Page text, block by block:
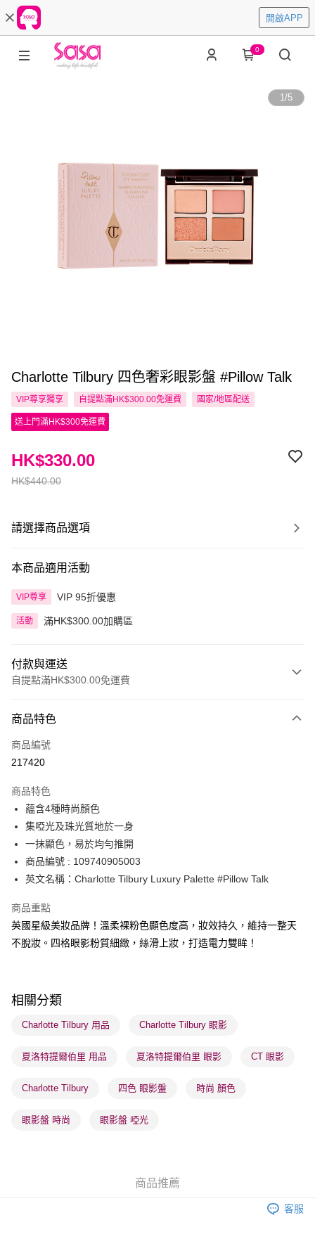
開啟APP
0
1/5
Charlotte Tilbury 四色奢彩眼影盤 #Pillow Talk
VIP尊享獨享 自提點滿HK$300.00免運費 國家/地區配送
送上門滿HK$300免運費
HK$440.00
HK$330.00
請選擇商品選項
本商品適用活動
VIP尊享 VIP 95折優惠
活動 滿HK$300.00加購區
付款與運送
自提點滿HK$300.00免運費
信用卡
Apple Pay
PayMe
WeChat Pay
BoC Pay
順豐自助櫃 - 確認發貨後1-3個工作天送達
每筆HK$65.00，滿HK$300.00或以上免運費
確認發貨後1-3 工作天送達，訂單將隨機分配至SF順豐速運或京東
物流公司進行物流配送
取。逾期會取消訂單，並不會安排重寄
商品特色
商品編號
217420
商品特色
蘊含4種時尚顏色
集啞光及珠光質地於一身
一抹顯色，易於均勻推開
商品編號 : 109740905003
英文名稱：Charlotte Tilbury Luxury Palette #Pillow Talk
商品重點
英國星級美妝品牌！溫柔裸粉色顯色度高，妝效持久，維持一整天
不脫妝。四格眼影粉質細緻，絲滑上妝，打造電力雙眸！
相關分類
Charlotte Tilbury 用品 Charlotte Tilbury 眼影
夏洛特提爾伯里 用品 夏洛特提爾伯里 眼影 CT 眼影
Charlotte Tilbury 四色 眼影盤 時尚 顏色
眼影盤 時尚 眼影盤 啞光
商品推薦
客服